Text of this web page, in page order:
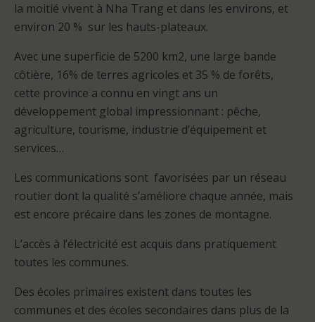
la moitié vivent à Nha Trang et dans les environs, et
environ 20 % sur les hauts-plateaux.
Avec une superficie de 5200 km2, une large bande
côtière, 16% de terres agricoles et 35 % de forêts,
cette province a connu en vingt ans un
développement global impressionnant : pêche,
agriculture, tourisme, industrie d’équipement et
services…
Les communications sont favorisées par un réseau
routier dont la qualité s’améliore chaque année, mais
est encore précaire dans les zones de montagne.
L’accès à l’électricité est acquis dans pratiquement
toutes les communes.
Des écoles primaires existent dans toutes les
communes et des écoles secondaires dans plus de la